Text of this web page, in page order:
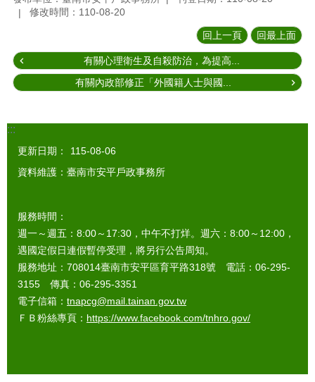
修改時間：110-08-20
回上一頁 回最上面
有關心理衛生及自殺防治，為提高...
有關內政部修正「外國籍人士與國...
:::
更新日期：
115-08-06
資料維護：臺南市安平戶政事務所
服務時間：
週一～週五：8:00～17:30，中午不打烊。週六：8:00～12:00，
遇國定假日連假暫停受理，將另行公告周知。
服務地址：708014臺南市安平區育平路318號 電話：06-295-
3155 傳真：06-295-3351
電子信箱： tnapcg@mail.tainan.gov.tw
ＦＢ粉絲專頁： https://www.facebook.com/tnhro.gov/